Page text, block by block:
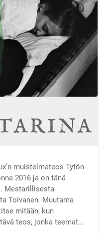
muistelmateos Tytön
2016 ja on tänä
Mestarillisesta
Toivanen. Muutama
mitään, kun
teos, jonka teemat…